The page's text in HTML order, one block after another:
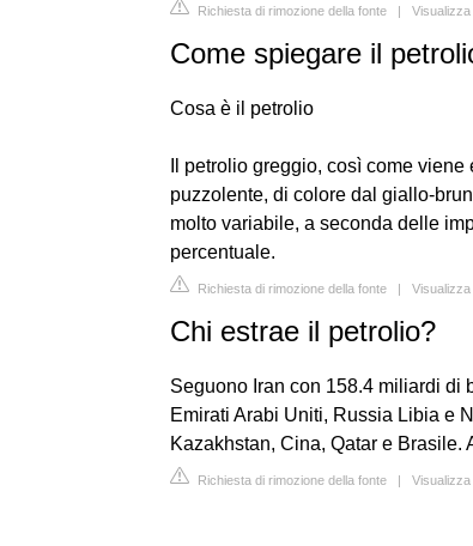
Richiesta di rimozione della fonte |
Come spiegare il
Cosa è il petrolio
Il petrolio greggio, così come
puzzolente, di colore dal giallo-
molto variabile, a seconda delle
percentuale.
Richiesta di rimozione della fonte |
Chi estrae il petrolio?
Seguono Iran con 158.4 miliardi di
Emirati Arabi Uniti, Russia Libia e
Kazakhstan, Cina, Qatar e
Richiesta di rimozione della fonte |